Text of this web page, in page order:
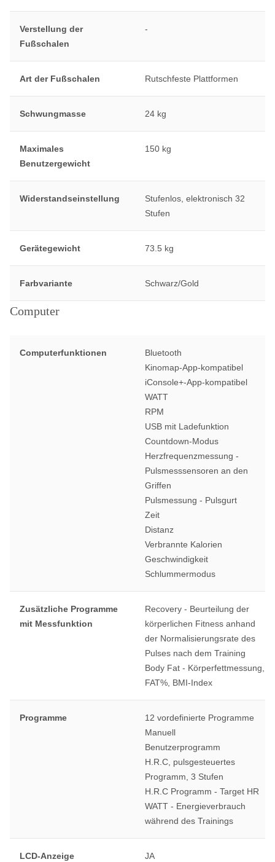
Verstellung der
Fußschalen
-
Art der Fußschalen Rutschfeste Plattformen
Schwungmasse 24 kg
Maximales
Benutzergewicht
150 kg
Widerstandseinstellung
Stufenlos, elektronisch 32
Stufen
Gerätegewicht 73.5 kg
Farbvariante Schwarz/Gold
Computer
Computerfunktionen
Bluetooth
Kinomap-App-kompatibel
iConsole+-App-kompatibel
WATT
RPM
USB mit Ladefunktion
Countdown-Modus
Herzfrequenzmessung -
Pulsmesssensoren an den
Griffen
Pulsmessung - Pulsgurt
Zeit
Distanz
Verbrannte Kalorien
Geschwindigkeit
Schlummermodus
Zusätzliche Programme
mit Messfunktion
Recovery - Beurteilung der
körperlichen Fitness anhand
der Normalisierungsrate des
Pulses nach dem Training
Body Fat - Körperfettmessung,
FAT%, BMI-Index
Programme
12 vordefinierte Programme
Manuell
Benutzerprogramm
H.R.C, pulsgesteuertes
Programm, 3 Stufen
H.R.C Programm - Target HR
WATT - Energieverbrauch
während des Trainings
LCD-Anzeige
JA